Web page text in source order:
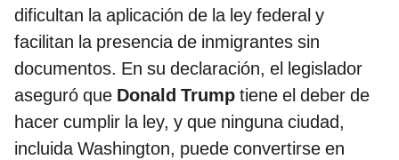
dificultan la aplicación de la ley federal y
facilitan la presencia de inmigrantes sin
documentos. En su declaración, el legislador
aseguró que Donald Trump tiene el deber de
hacer cumplir la ley, y que ninguna ciudad,
incluida Washington, puede convertirse en